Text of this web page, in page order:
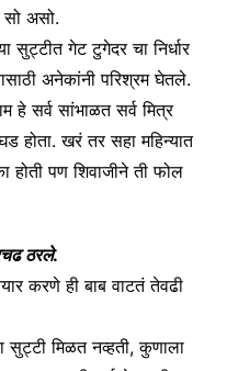
असो.
सुट्टीत गेट टुगेदर चा निर्धार
अनेकांनी परिश्रम घेतले.
हे सर्व सांभाळत सर्व मित्र
होता. खरं तर सहा महिन्यात
होती पण शिवाजीने ती फोल
ठरले.
करणे ही बाब वाटतं तेवढी
मिळत नव्हती, कुणाला